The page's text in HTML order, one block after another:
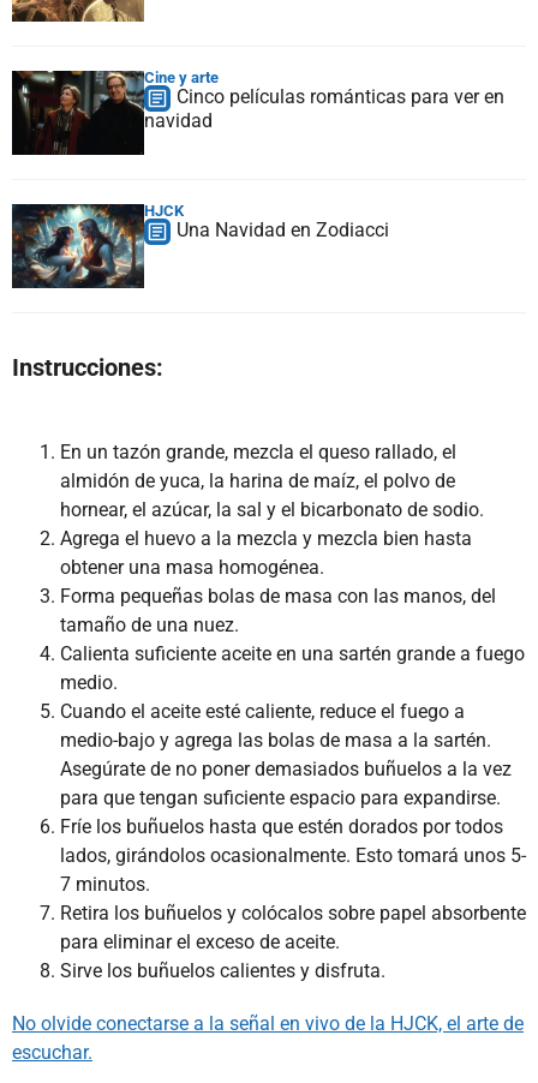
Cine y arte
Cinco películas románticas para ver en
navidad
HJCK
Una Navidad en Zodiacci
Instrucciones:
En un tazón grande, mezcla el queso rallado, el
almidón de yuca, la harina de maíz, el polvo de
hornear, el azúcar, la sal y el bicarbonato de sodio.
Agrega el huevo a la mezcla y mezcla bien hasta
obtener una masa homogénea.
Forma pequeñas bolas de masa con las manos, del
tamaño de una nuez.
Calienta suficiente aceite en una sartén grande a fuego
medio.
Cuando el aceite esté caliente, reduce el fuego a
medio-bajo y agrega las bolas de masa a la sartén.
Asegúrate de no poner demasiados buñuelos a la vez
para que tengan suficiente espacio para expandirse.
Fríe los buñuelos hasta que estén dorados por todos
lados, girándolos ocasionalmente. Esto tomará unos 5-
7 minutos.
Retira los buñuelos y colócalos sobre papel absorbente
para eliminar el exceso de aceite.
Sirve los buñuelos calientes y disfruta.
No olvide conectarse a la señal en vivo de la HJCK, el arte de
escuchar.